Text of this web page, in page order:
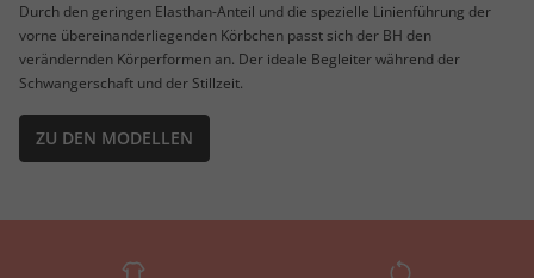
Durch den geringen Elasthan-Anteil und die spezielle Linienführung der
vorne übereinanderliegenden Körbchen passt sich der BH den
verändernden Körperformen an. Der ideale Begleiter während der
Schwangerschaft und der Stillzeit.
ZU DEN MODELLEN